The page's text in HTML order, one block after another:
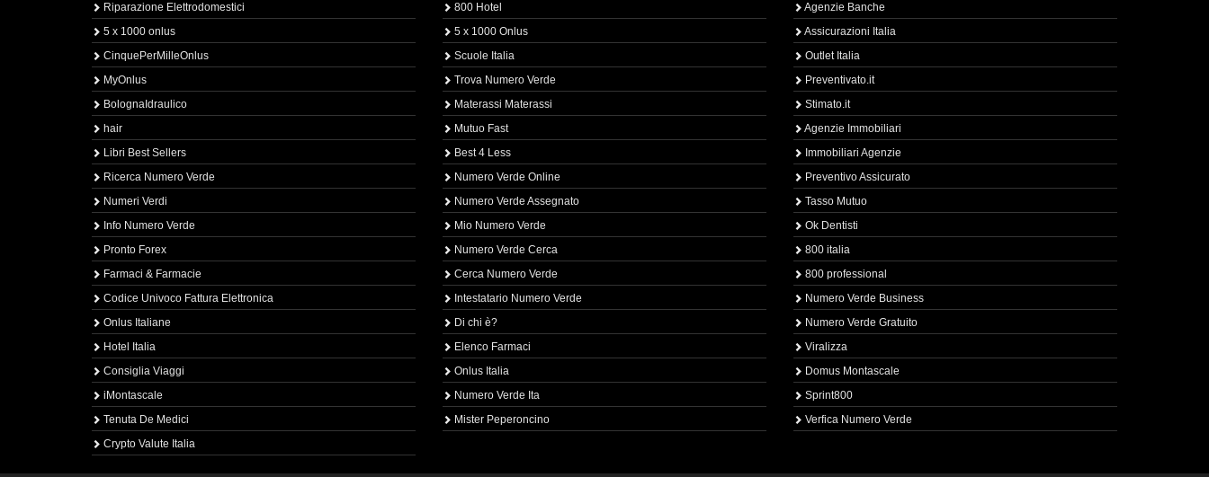
Riparazione Elettrodomestici
5 x 1000 onlus
CinquePerMilleOnlus
MyOnlus
BolognaIdraulico
hair
Libri Best Sellers
Ricerca Numero Verde
Numeri Verdi
Info Numero Verde
Pronto Forex
Farmaci & Farmacie
Codice Univoco Fattura Elettronica
Onlus Italiane
Hotel Italia
Consiglia Viaggi
iMontascale
Tenuta De Medici
Crypto Valute Italia
800 Hotel
5 x 1000 Onlus
Scuole Italia
Trova Numero Verde
Materassi Materassi
Mutuo Fast
Best 4 Less
Numero Verde Online
Numero Verde Assegnato
Mio Numero Verde
Numero Verde Cerca
Cerca Numero Verde
Intestatario Numero Verde
Di chi è?
Elenco Farmaci
Onlus Italia
Numero Verde Ita
Mister Peperoncino
Agenzie Banche
Assicurazioni Italia
Outlet Italia
Preventivato.it
Stimato.it
Agenzie Immobiliari
Immobiliari Agenzie
Preventivo Assicurato
Tasso Mutuo
Ok Dentisti
800 italia
800 professional
Numero Verde Business
Numero Verde Gratuito
Viralizza
Domus Montascale
Sprint800
Verfica Numero Verde